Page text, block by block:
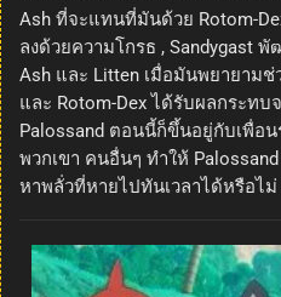
Ash ที่จะแทนที่มันด้วย Rotom-
ลงด้วยความโกรธ , Sandygast
Ash และ Litten เมื่อมันพยายามช่
และ Rotom-Dex ได้รับผลกระทบ
Palossand ตอนนี้ก็ขึ้นอยู่กับเพื่อ
พวกเขา คนอื่นๆ ทำให้
หาพลั่วที่หายไปทันเวลาได้หรือไม่